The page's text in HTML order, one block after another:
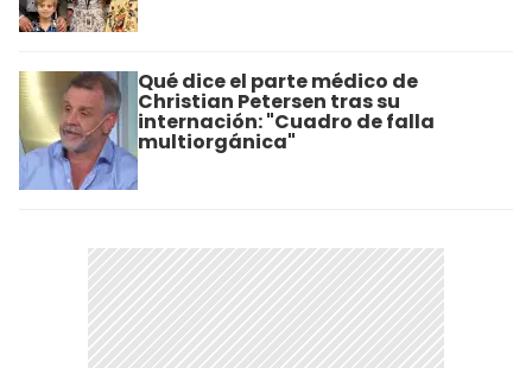
Qué dice el parte médico de
Christian Petersen tras su
internación: "Cuadro de falla
multiorgánica"